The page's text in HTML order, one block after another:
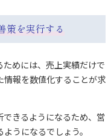
策を実行する
めには、売上実績だけで
情報を数値化することが求
きるようになるため、営
うになるでしょう。